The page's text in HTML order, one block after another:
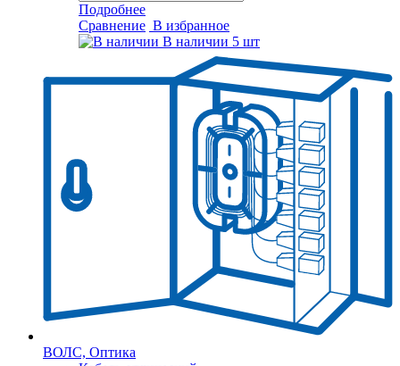
Подробнее
Сравнение В избранное
В наличии 5 шт
ВОЛС, Оптика